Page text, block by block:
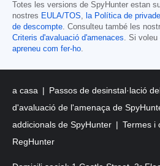
Totes les versions de SpyHunter estan
nostres EULA/TOS, la Política de
de descompte. Consulteu també les
Criteris d'avaluació d'amenaces. Si voleu
apreneu com fer-ho.
a casa Passos de desinstal·lació
d'avaluació de l'amenaça de
addicionals de SpyHunter
Termes i
RegHunter